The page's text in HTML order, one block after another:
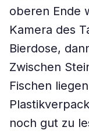
oberen Ende
Kamera des
Bierdose,
Zwischen
Fischen
noch gut zu